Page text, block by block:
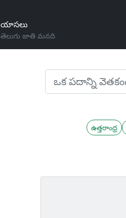
యాసలు
తెలుగు జాతి మనది
ఉత్తరాంధ్ర